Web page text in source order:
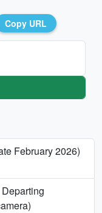
Copy URL
February 2026)